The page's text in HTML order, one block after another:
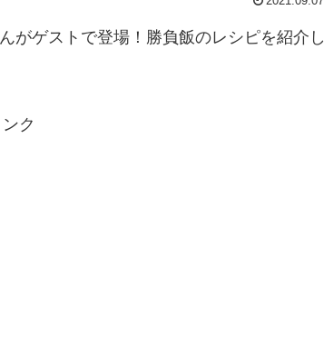
がゲストで登場！勝負飯のレシピを紹介し
ク